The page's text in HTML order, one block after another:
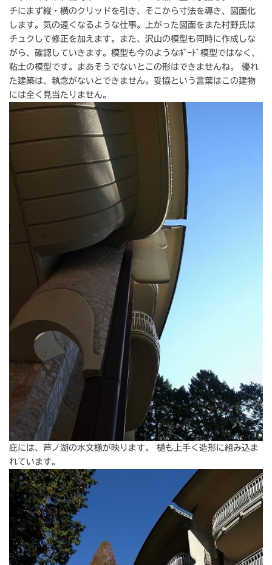
チにまず縦・横のクリッドを引き、そこから寸法を導き、図面化
します。気の遠くなるような仕事。上がった図面をまた村野氏は
チュクして修正を加えます。また、沢山の模型も同時に作成しな
がら、確認していきます。模型も今のようなﾎﾞｰﾄﾞ模型ではなく、
粘土の模型です。まあそうでないとこの形はできませんね。 優れ
た建築は、執念がないとできません。妥協という言葉はこの建物
には全く見当たりません。
庇には、芦ノ湖の水文様が映ります。 樋も上手く造形に組み込ま
れています。